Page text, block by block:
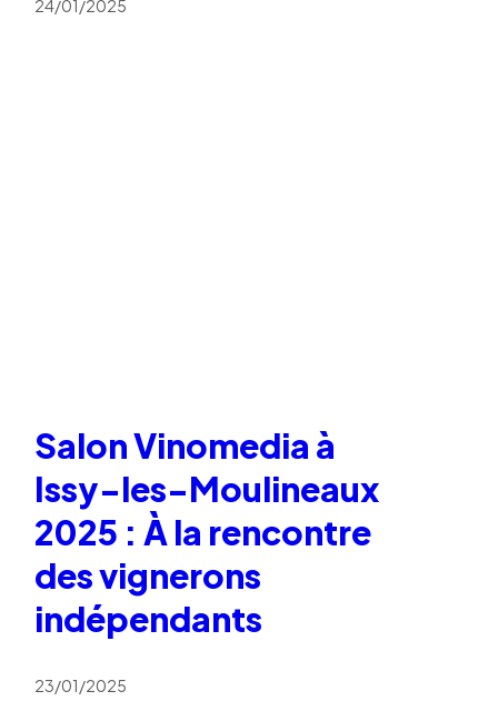
24/01/2025
Salon Vinomedia à
Issy-les-Moulineaux
2025 : À la rencontre
des vignerons
indépendants
23/01/2025